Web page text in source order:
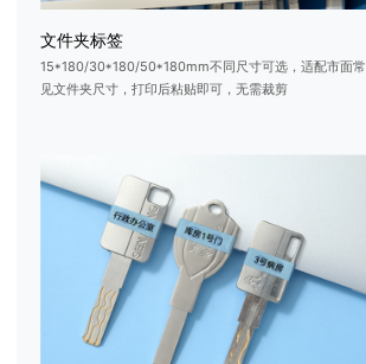
文件夹标签
15*180/30*180/50*180mm不同尺寸可选，适配市面常
见文件夹尺寸，打印后粘贴即可，无需裁剪